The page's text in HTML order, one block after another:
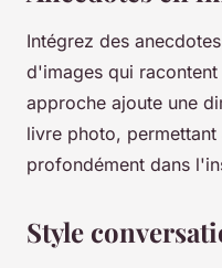
Intégrez des
d'images qui
approche ajoute une
livre photo,
profondément dans
Style